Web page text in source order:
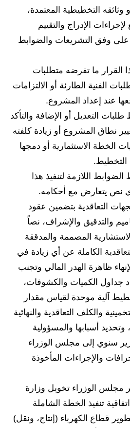
المرحلة الابتدائية
المرحلة المتوسطة
الجامعات
اخبار وقرارات وزارة التعليم
العالي
استمارة القبول المركزي
نتائج القبول المركزي
الطقس
العطل
صحة وطب
فن ومشاهير
العامة
وثائقه التخطيطية المعتمدة،
الإدراج والتقييم
وفق التشريعات والضوابط
القرار ما تفرضه متطلبات
الفنية الطارئة أو الالتزامات
عند إعداد المشروع.
التعديل أو الإضافة والتأكد
نطاق المشروع أو زيادة كلفته
الخطة الاستثمارية أو دمجها
التخطيط.
اللازمة لتنفيذ هذا
نص يتعارض مع أحكامه.
التعاقدية بتضمين عقود
والتدقيق والإشراف، نصاً
المصممة والمدققة
الكاملة عن أي زيادة في
ظاهرة الهدر المالي وتجنب
جداول الكميات والكشوفات،
آلية موحدة لقياس مقدار
والكلف التعاقدية والنهائية
أسبابها والمسؤولية
سنوي إلى مجلس الوزراء
والإجراءات المأخوذة
مجلس الوزراء تخويل وزارة
تنفيذ الخطة الشاملة
قطاع الكهرباء (إنتاج، ونقل)